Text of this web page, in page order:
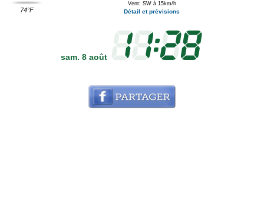
74°F
Vent: SW à 15km/h
Détail et prévisions
sam. 8 août